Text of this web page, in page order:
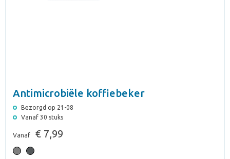
Antimicrobiële koffiebeker
Bezorgd op 21-08
Vanaf 30 stuks
Vanaf € 7,99